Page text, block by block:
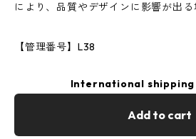
により、品質やデザインに影響が出る
【管理番号】L38
International
Add to cart